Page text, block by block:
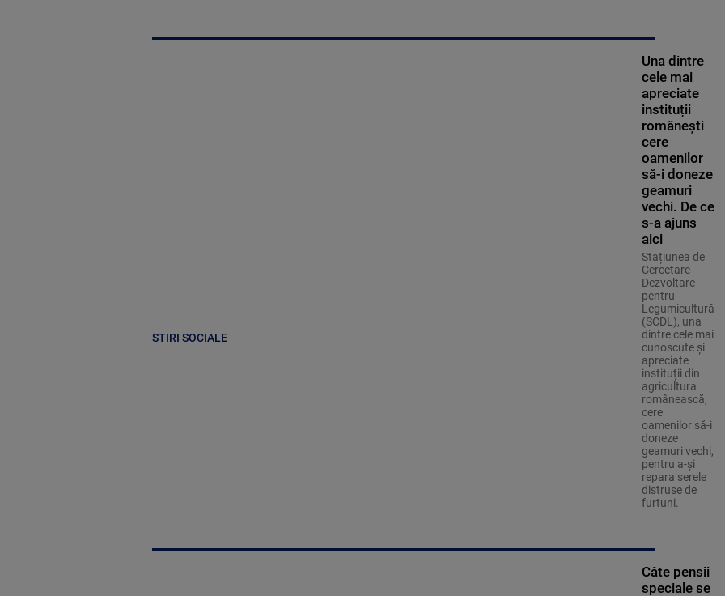
STIRI SOCIALE
Una dintre
cele mai
apreciate
instituții
românești
cere
oamenilor
să-i doneze
geamuri
vechi. De ce
s-a ajuns
aici
Stațiunea de
Cercetare-
Dezvoltare
pentru
Legumicultură
(SCDL), una
dintre cele mai
cunoscute și
apreciate
instituții din
agricultura
românească,
cere
oamenilor să-i
doneze
geamuri vechi,
pentru a-și
repara serele
distruse de
furtuni.
Câte pensii
speciale se